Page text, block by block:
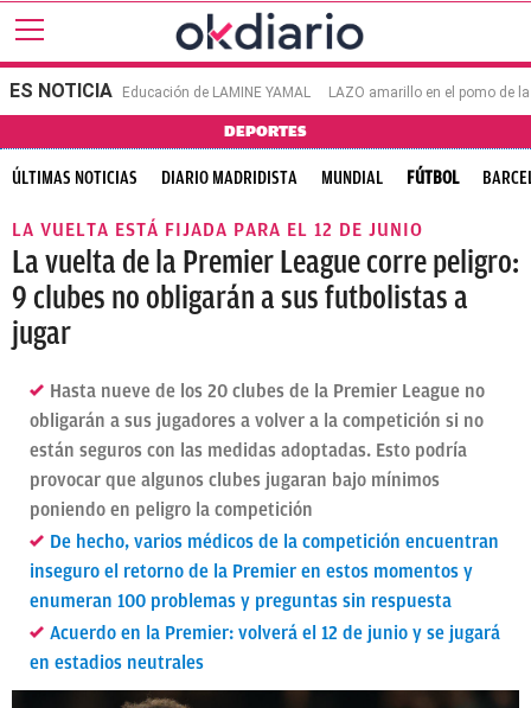
ES NOTICIA Educación de LAMINE YAMAL LAZO amarillo en el pomo de
DEPORTES
ÚLTIMAS NOTICIAS DIARIO MADRIDISTA MUNDIAL FÚTBOL
LA VUELTA ESTÁ FIJADA PARA EL 12 DE JUNIO
La vuelta de la Premier League corre peligro:
9 clubes no obligarán a sus futbolistas a
jugar
Hasta nueve de los 20 clubes de la Premier League no
obligarán a sus jugadores a volver a la competición si no
están seguros con las medidas adoptadas. Esto podría
provocar que algunos clubes jugaran bajo mínimos
poniendo en peligro la competición
De hecho, varios médicos de la competición encuentran
inseguro el retorno de la Premier en estos momentos y
enumeran 100 problemas y preguntas sin respuesta
Acuerdo en la Premier: volverá el 12 de junio y se jugará
en estadios neutrales